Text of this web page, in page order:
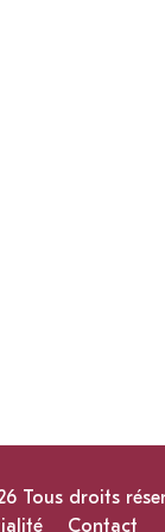
Tous droits
Contact